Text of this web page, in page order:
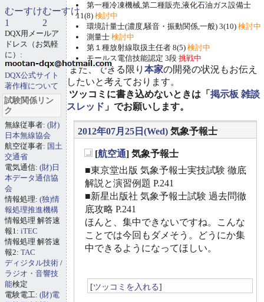
第一種冷凍機械,第二種販売,液化石油ガス設備士
11(8) 検討中
環境計量士(濃度,騒音・振動関係,一般) 3(10) 検討中
測量士 検討中
第１種放射線取扱主任者 8(5) 検討中
モールス電信技能認定 3段 挑戦中
また、できる限り 本家の開発の状況もお伝え
したいと考えております。
ツッコミに書き込めないときは「 掲示板 雑談
スレッド 」でお願いします。
2012年07月25日(Wed) 気象予報士
[航空通] 気象予報士
■東京堂出版 気象予報士実技試験 徹底
解説と演習例題 P.241
■新星出版社 気象予報士試験 過去問徹
底攻略 P.241
ほんと、集中できないですね。こんな
ことでは今回もダメそう。どうにか集
中できるようになってほしい。
[ツッコミを入れる]
むーすけ
1
むーすけ
2
DQX用メールア
ドレス（お気軽
に）:
DQX公式サイト
著作権について
試験関係リン
ク
無線従事者: (財)
日本無線協会
航空従事者: 国土
交通省
電気通信: (財)日
本データ通信協
会
情報処理: (独)情
報処理推進機構
情報処理 解答速
報1: iTEC
情報処理 解答速
報2: TAC
ディジタル技術 /
ラジオ・音響技
能検定
電験電工: (財)電